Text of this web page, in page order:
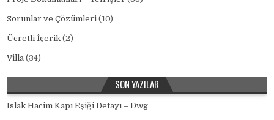
Sorunlar ve Çözümleri (10)
Ücretli İçerik (2)
Villa (34)
SON YAZILAR
Islak Hacim Kapı Eşiği Detayı – Dwg